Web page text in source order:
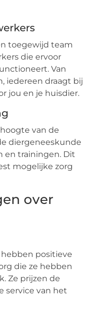
toegewijd team
die ervoor
Van
iedereen draagt bij
jou en je huisdier.
van de
diergeneeskunde
en trainingen. Dit
mogelijke zorg
over
positieve
die ze hebben
Ze prijzen de
service van het